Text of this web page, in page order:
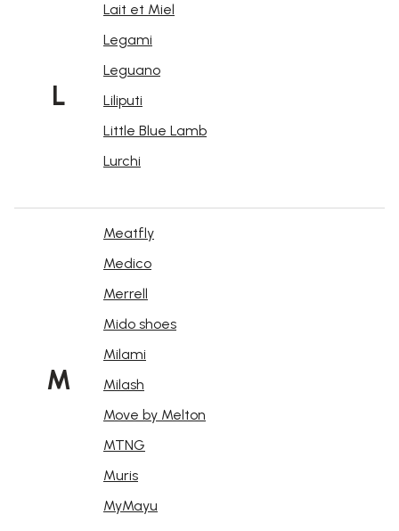
L
Lait et Miel
Legami
Leguano
Liliputi
Little Blue Lamb
Lurchi
M
Meatfly
Medico
Merrell
Mido shoes
Milami
Milash
Move by Melton
MTNG
Muris
MyMayu